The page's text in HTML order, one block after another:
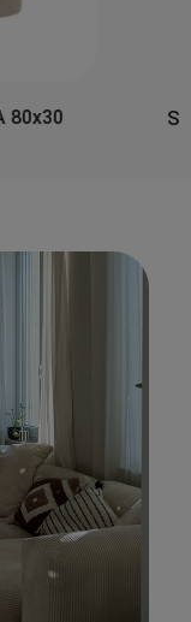
B 100x30